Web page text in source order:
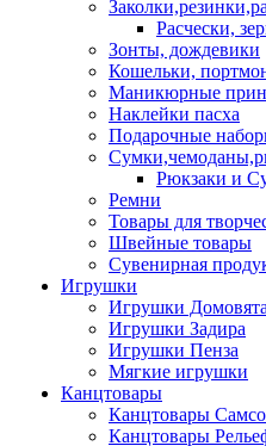
Расчески,
Зонты, дождевики
Кошельки,
Маникюрные
Наклейки пасха
Подарочные
Рюкзаки и
Ремни
Товары для
Швейные товары
Сувенирная
Игрушки
Игрушки Домовята
Игрушки Задира
Игрушки Пенза
Мягкие игрушки
Канцтовары
Канцтовары
Канцтовары